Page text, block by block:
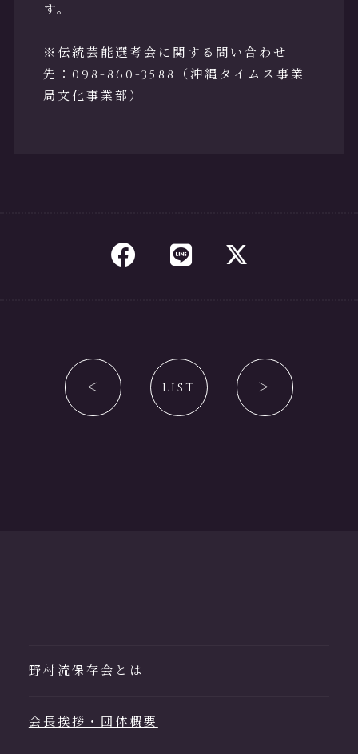
す。
※伝統芸能選考会に関する問い合わせ
先：098-860-3588（沖縄タイムス事業
局文化事業部）
＜ LIST ＞
野村流保存会とは
会長挨拶・団体概要